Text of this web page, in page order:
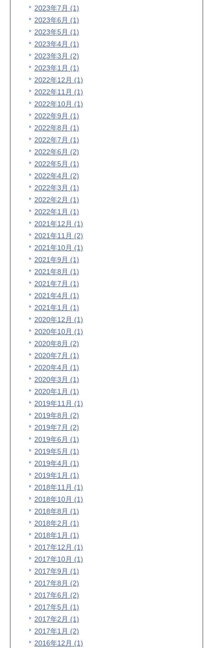
2023年7月 (1)
2023年6月 (1)
2023年5月 (1)
2023年4月 (1)
2023年3月 (2)
2023年1月 (1)
2022年12月 (1)
2022年11月 (1)
2022年10月 (1)
2022年9月 (1)
2022年8月 (1)
2022年7月 (1)
2022年6月 (2)
2022年5月 (1)
2022年4月 (2)
2022年3月 (1)
2022年2月 (1)
2022年1月 (1)
2021年12月 (1)
2021年11月 (2)
2021年10月 (1)
2021年9月 (1)
2021年8月 (1)
2021年7月 (1)
2021年4月 (1)
2021年1月 (1)
2020年12月 (1)
2020年10月 (1)
2020年8月 (2)
2020年7月 (1)
2020年4月 (1)
2020年3月 (1)
2020年1月 (1)
2019年11月 (1)
2019年8月 (2)
2019年7月 (2)
2019年6月 (1)
2019年5月 (1)
2019年4月 (1)
2019年1月 (1)
2018年11月 (1)
2018年10月 (1)
2018年8月 (1)
2018年2月 (1)
2018年1月 (1)
2017年12月 (1)
2017年10月 (1)
2017年9月 (1)
2017年8月 (2)
2017年6月 (2)
2017年5月 (1)
2017年2月 (1)
2017年1月 (2)
2016年12月 (1)